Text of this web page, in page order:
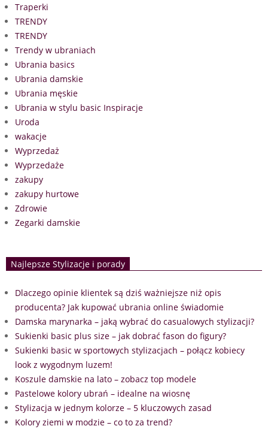
Traperki
TRENDY
TRENDY
Trendy w ubraniach
Ubrania basics
Ubrania damskie
Ubrania męskie
Ubrania w stylu basic Inspiracje
Uroda
wakacje
Wyprzedaż
Wyprzedaże
zakupy
zakupy hurtowe
Zdrowie
Zegarki damskie
Najlepsze Stylizacje i porady
Dlaczego opinie klientek są dziś ważniejsze niż opis
producenta? Jak kupować ubrania online świadomie
Damska marynarka – jaką wybrać do casualowych stylizacji?
Sukienki basic plus size – jak dobrać fason do figury?
Sukienki basic w sportowych stylizacjach – połącz kobiecy
look z wygodnym luzem!
Koszule damskie na lato – zobacz top modele
Pastelowe kolory ubrań – idealne na wiosnę
Stylizacja w jednym kolorze – 5 kluczowych zasad
Kolory ziemi w modzie – co to za trend?